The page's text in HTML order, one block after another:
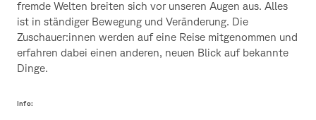
fremde Welten breiten sich vor unseren Augen aus. Alles
ist in ständiger Bewegung und Veränderung. Die
Zuschauer:innen werden auf eine Reise mitgenommen und
erfahren dabei einen anderen, neuen Blick auf bekannte
Dinge.
Info: